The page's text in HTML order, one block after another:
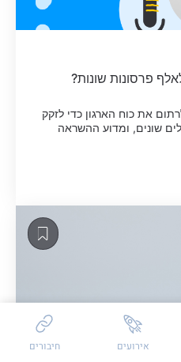
את כוח הארגון כדי לזקק
שונים, ומדוע ההשראה
פנימה, על תבניות ודפוסים
ממה שעושים המתחרים.
אירועים חיבורים